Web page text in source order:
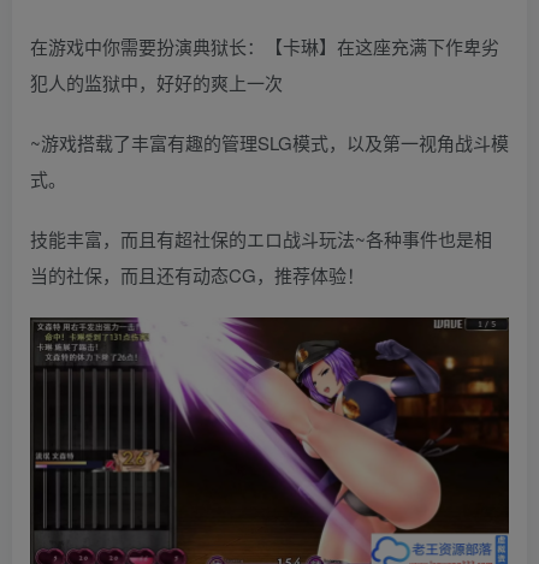
在游戏中你需要扮演典狱长：【卡琳】在这座充满下作卑劣
犯人的监狱中，好好的爽上一次
~游戏搭载了丰富有趣的管理SLG模式，以及第一视角战斗模
式。
技能丰富，而且有超社保的エロ战斗玩法~各种事件也是相
当的社保，而且还有动态CG，推荐体验！